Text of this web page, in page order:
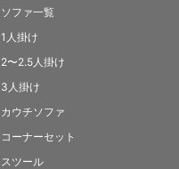
ソファ一覧
1人掛け
2〜2.5人掛け
3人掛け
カウチソファ
コーナーセット
スツール